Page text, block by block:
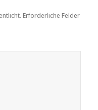
Erforderliche Felder